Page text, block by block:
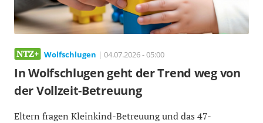
Wolfschlugen | 04.07.2026 - 05:00
In Wolfschlugen geht der Trend weg von
der Vollzeit-Betreuung
Eltern fragen Kleinkind-Betreuung und das 47-